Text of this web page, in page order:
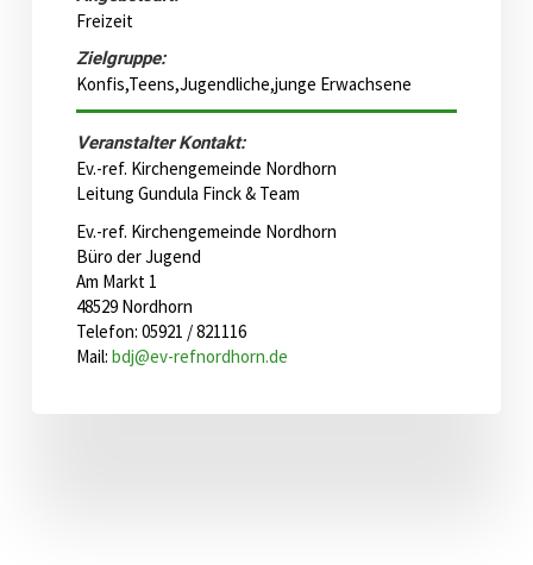
Freizeit
Zielgruppe:
Konfis,Teens,Jugendliche,junge Erwachsene
Veranstalter Kontakt:
Ev.-ref. Kirchengemeinde Nordhorn
Leitung Gundula Finck & Team
Ev.-ref. Kirchengemeinde Nordhorn
Büro der Jugend
Am Markt 1
48529 Nordhorn
Telefon: 05921 / 821116
Mail:bdj@ev-refnordhorn.de